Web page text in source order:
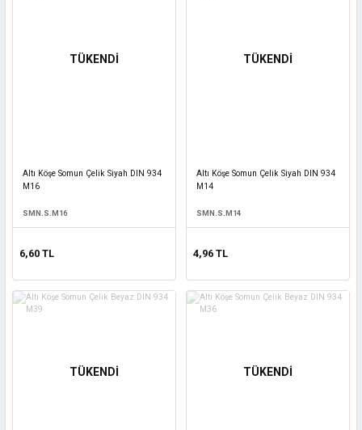
TÜKENDİ
Altı Köşe Somun Çelik Siyah DIN 934
M16
SMN.S.M16
6,60 TL
TÜKENDİ
Altı Köşe Somun Çelik Siyah DIN 934
M14
SMN.S.M14
4,96 TL
TÜKENDİ TÜKENDİ